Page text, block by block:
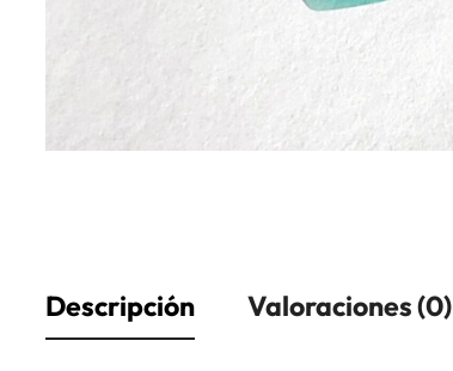
Descripción Valoraciones (0)